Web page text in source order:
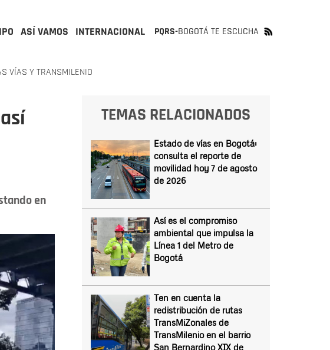
ASÍ VAMOS INTERNACIONAL PQRS-BOGOTÁ TE ESCUCHA
VÍAS Y TRANSMILENIO
en
TEMAS RELACIONADOS
Estado de vías en Bogotá:
consulta el reporte de
movilidad hoy 7 de agosto
de 2026
Así es el compromiso
ambiental que impulsa la
Línea 1 del Metro de
Bogotá
Ten en cuenta la
redistribución de rutas
TransMiZonales de
TransMilenio en el barrio
San Bernardino XIX de